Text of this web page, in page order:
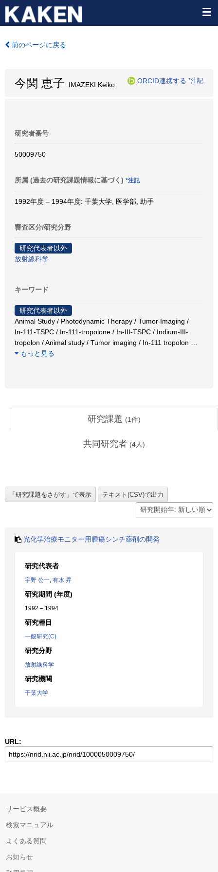
前のページに戻る
今関 恵子 IMAZEKI Keiko
ORCID連携する *注記
研究者番号
50009750
所属 (過去の研究課題情報に基づく) *注記
1992年度 – 1994年度: 千葉大学, 医学部, 助手
審査区分/研究分野
研究代表者以外
放射線科学
キーワード
研究代表者以外
Animal Study / Photodynamic Therapy / Tumor Imaging /
In-111-TSPC / In-111-tropolone / In-III-TSPC / Indium-III-
tropolon / Animal study / Tumor imaging / In-111 tropolon
もっと見る
研究課題 (1件)
共同研究者 (4人)
光化学治療モニター用腫瘍シンチ薬剤の開発
研究代表者
宇野 公一, 有水 昇
研究期間 (年度)
1992 – 1994
研究種目
一般研究(C)
研究分野
放射線科学
研究機関
千葉大学
URL:
サービス概要
検索マニュアル
よくある質問
お知らせ